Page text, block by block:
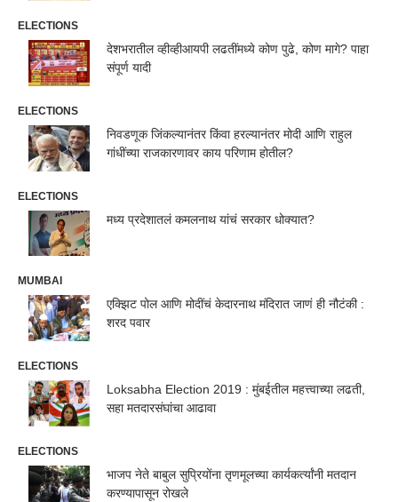
ELECTIONS
देशभरातील व्हीव्हीआयपी लढतींमध्ये कोण पुढे, कोण मागे? पाहा
संपूर्ण यादी
ELECTIONS
निवडणूक जिंकल्यानंतर किंवा हरल्यानंतर मोदी आणि राहुल
गांधींच्या राजकारणावर काय परिणाम होतील?
ELECTIONS
मध्य प्रदेशातलं कमलनाथ यांचं सरकार धोक्यात?
MUMBAI
एक्झिट पोल आणि मोदींचं केदारनाथ मंदिरात जाणं ही नौटंकी :
शरद पवार
ELECTIONS
Loksabha Election 2019 : मुंबईतील महत्त्वाच्या लढती,
सहा मतदारसंघांचा आढावा
ELECTIONS
भाजप नेते बाबुल सुप्रियोंना तृणमूलच्या कार्यकर्त्यांनी मतदान
करण्यापासून रोखले